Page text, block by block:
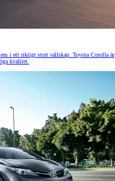
i ett riktigt stort sällskap. Toyota Corolla är
kvalitet.